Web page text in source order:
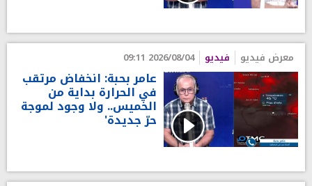
معرض فيديو فيديو 2026/08/04 09:11
عامر بحبة: انخفاض مرتقب
في الحرارة بداية من
الخميس.. ولا وجود لموجة
حرّ جديدة'